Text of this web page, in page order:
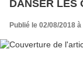
DANSER LES
Publié le 02/08/2018